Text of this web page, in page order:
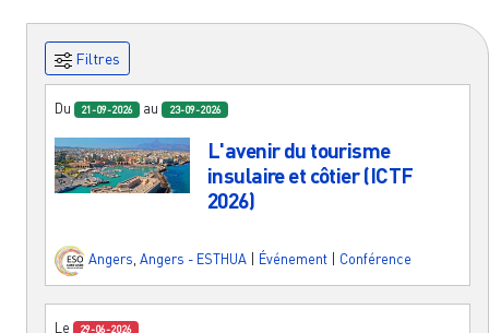
Filtres
Du 21-09-2026 au 23-09-2026
L'avenir du tourisme
insulaire et côtier (ICTF
2026)
Angers, Angers - ESTHUA Événement Conférence
Le 29-06-2026